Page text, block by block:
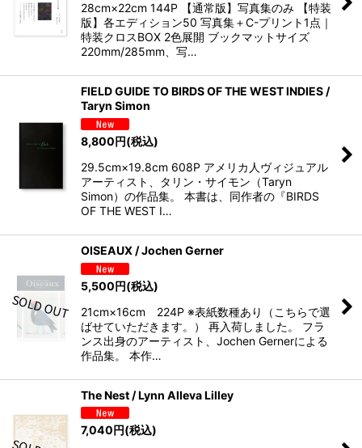
28cm×22cm 144P 【通常版】写真集のみ 【特装
版】各エディション50 写真集＋C-プリント1点｜
特装クロスBOX 2色展開 ブックマットサイズ
220mm/285mm、写…
FIELD GUIDE TO BIRDS OF THE WEST INDIES /
Taryn Simon
8,800円(税込)
29.5cm×19.8cm 608P アメリカ人ヴィジュアル
アーティスト、タリン・サイモン（Taryn
Simon）の作品集。 本書は、同作者の『BIRDS
OF THE WEST I…
OISEAUX / Jochen Gerner
5,500円(税込)
21cm×16cm 224P ※表紙数種あり（こちらで選
ばせていただきます。） 再入荷しました。 フラ
ンス出身のアーティスト、Jochen Gernerによる
作品集。 本作…
The Nest / Lynn Alleva Lilley
7,040円(税込)